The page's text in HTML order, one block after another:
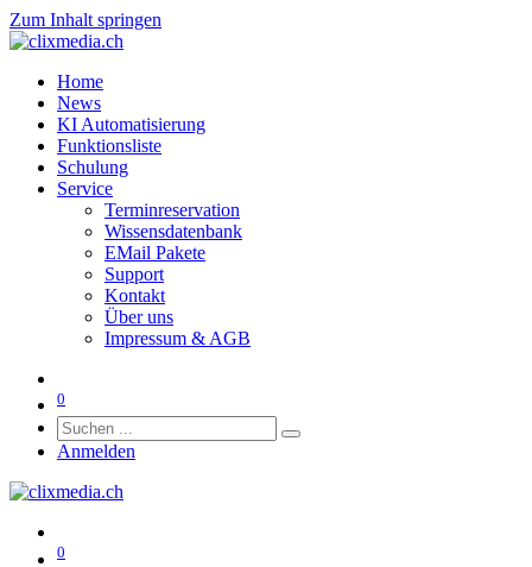
Zum Inhalt springen
Home
News
KI Automatisierung
Funktionsliste
Schulung
Service
Terminreservation
Wissensdatenbank
EMail Pakete
Support
Kontakt
Über uns
Impressum & AGB
0
Anmelden
0